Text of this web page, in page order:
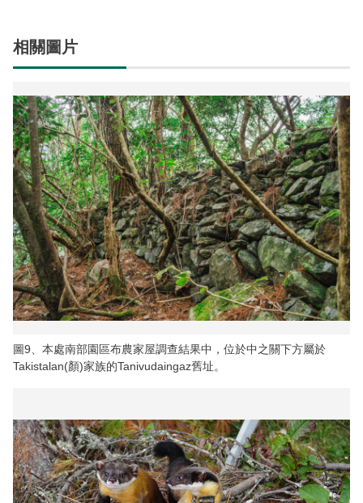
相關圖片
圖9、本處南部園區布農家屋調查結果中，位於中之關下方屬於
Takistalan(顏)家族的Tanivudaingaz舊址。